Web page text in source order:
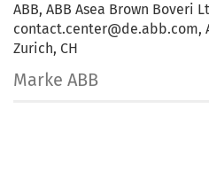
ABB, ABB Asea Brown Boveri
contact.center@de.abb.com,
Zurich, CH
Marke ABB